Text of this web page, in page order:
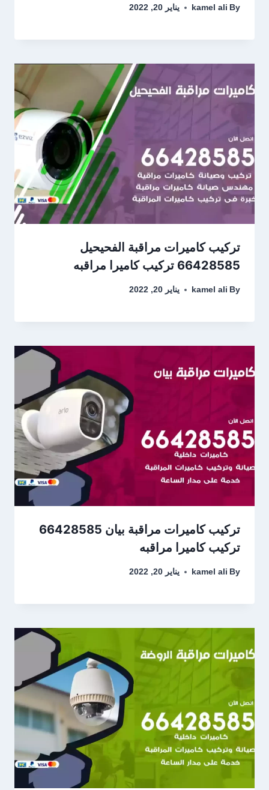
By
kamel ali يناير 20, 2022
تركيب كاميرات مراقبة الفحيحيل
66428585 تركيب كاميرا مراقبه
By
kamel ali يناير 20, 2022
تركيب كاميرات مراقبة بيان 66428585
تركيب كاميرا مراقبه
By
kamel ali يناير 20, 2022